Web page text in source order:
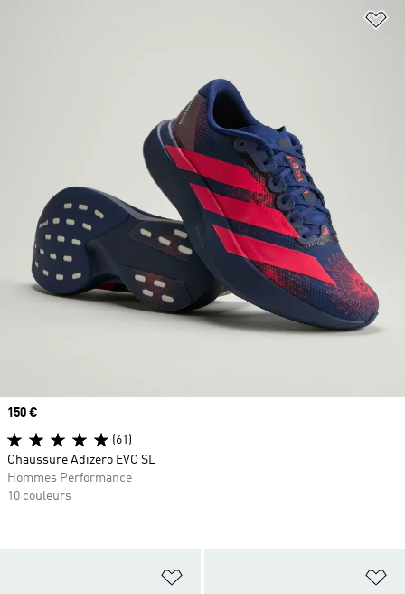
Ajouter à la Liste de produits
Prix
150 €
(61)
Chaussure Adizero EVO SL
Hommes Performance
10 couleurs